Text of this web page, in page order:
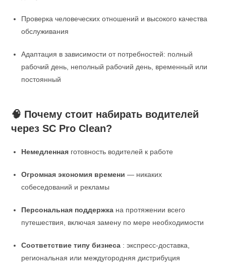
Проверка человеческих отношений и высокого качества
обслуживания
Адаптация в зависимости от потребностей: полный
рабочий день, неполный рабочий день, временный или
постоянный
🧠 Почему стоит набирать водителей
через SC Pro Clean?
Немедленная готовность водителей к работе
Огромная экономия времени — никаких
собеседований и рекламы
Персональная поддержка на протяжении всего
путешествия, включая замену по мере необходимости
Соответствие типу бизнеса : экспресс-доставка,
региональная или междугородняя дистрибуция